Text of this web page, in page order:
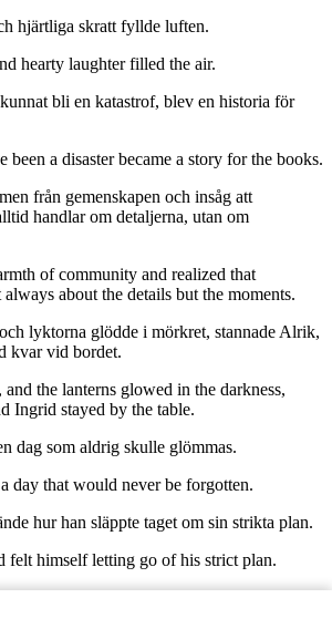
hjärtliga skratt fyllde luften.
hearty laughter filled the air.
bli en katastrof, blev en historia för
been a disaster became a story for the books.
från gemenskapen och insåg att
handlar om detaljerna, utan om
of community and realized that
about the details but the moments.
lyktorna glödde i mörkret, stannade Alrik,
kvar vid bordet.
the lanterns glowed in the darkness,
Ingrid stayed by the table.
dag som aldrig skulle glömmas.
day that would never be forgotten.
hur han släppte taget om sin strikta plan.
felt himself letting go of his strict plan.